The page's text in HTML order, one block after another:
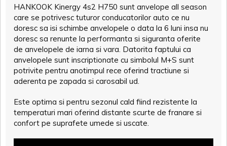
HANKOOK Kinergy 4s2 H750 sunt anvelope all season
care se potrivesc tuturor conducatorilor auto ce nu
doresc sa isi schimbe anvelopele o data la 6 luni insa nu
doresc sa renunte la performanta si siguranta oferite
de anvelopele de iarna si vara. Datorita faptului ca
anvelopele sunt inscriptionate cu simbolul M+S sunt
potrivite pentru anotimpul rece oferind tractiune si
aderenta pe zapada si carosabil ud.
Este optima si pentru sezonul cald fiind rezistente la
temperaturi mari oferind distante scurte de franare si
confort pe suprafete umede si uscate.